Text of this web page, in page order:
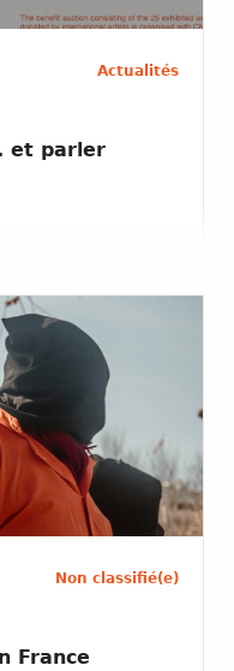
Actualités
et parler
Non classifié(e)
France